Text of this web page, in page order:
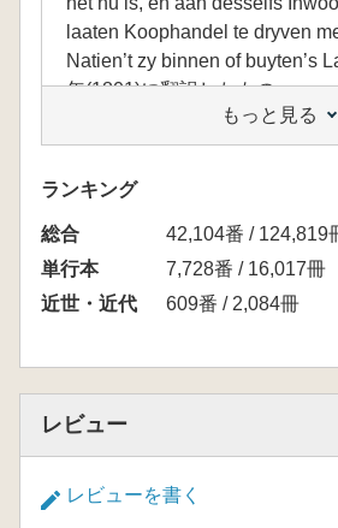
laaten Koophandel te dryven
Natien’t zy binnen of buyten’s
年(1801)に翻訳したもの
【目次】
1 翻刻篇(鎖国論訳例;鎖国論上
大意)
2 影印篇
3 解題篇
4 参考図版
もっと見る
ランキング
総合
42,104番 / 124,819
単行本
7,728番 / 16,017冊
近世・近代
609番 / 2,084冊
レビュー
レビューを書く